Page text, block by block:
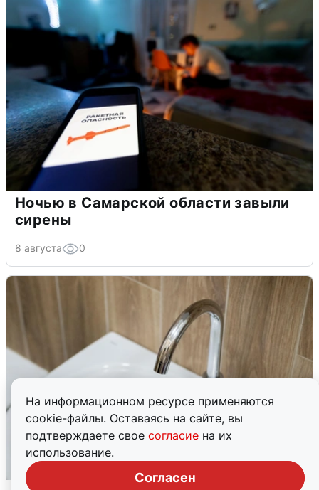
На информационном ресурсе применяются
cookie-файлы. Оставаясь на сайте, вы
подтверждаете свое согласие на их
использование.
Согласен
Ночью в Самарской области завыли
сирены
8 августа 0